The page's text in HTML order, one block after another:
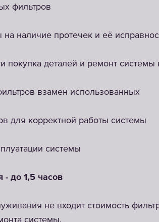
фильтров
наличие протечек и её
покупка деталей и ремонт системы
взамен использованных
для корректной работы системы
системы
- до 1,5 часов
не входит стоимость
системы.